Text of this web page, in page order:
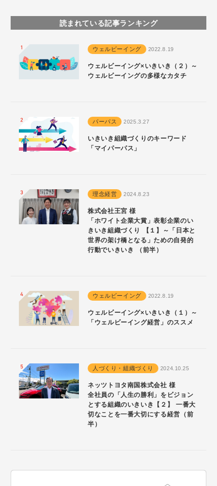
読まれている記事ランキング
ウェルビーイング 2022.8.19
ウェルビーイング×いきいき（２）～
ウェルビーイングの多様なカタチ
パーパス 2025.3.27
いきいき組織づくりのキーワード
「マイパーパス」
理念経営 2024.8.23
株式会社王宮 様
「ホワイト企業大賞」表彰企業のい
きいき組織づくり 【１】～「日本と
世界の架け橋となる」ための自発的
行動でいきいき （前半）
ウェルビーイング 2022.8.19
ウェルビーイング×いきいき（１）～
「ウェルビーイング経営」のススメ
人づくり・組織づくり 2024.10.25
ネッツトヨタ南国株式会社 様
全社員の「人生の勝利」をビジョン
とする組織のいきいき【２】 一番大
切なことを一番大切にする経営（前
半）